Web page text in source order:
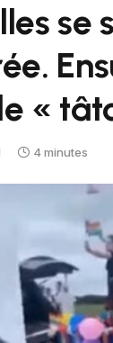
se
«
4 minutes